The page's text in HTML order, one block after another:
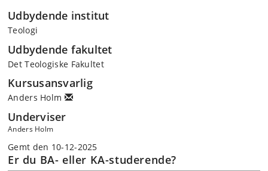
Udbydende institut
Teologi
Udbydende fakultet
Det Teologiske Fakultet
Kursusansvarlig
Anders Holm
Underviser
Anders Holm
Gemt den 10-12-2025
Er du BA- eller KA-studerende?